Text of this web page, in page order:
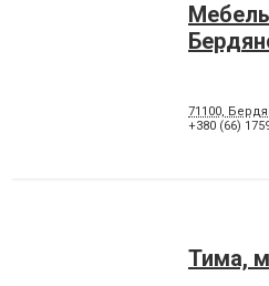
71100,
+380 (66)
Тима,